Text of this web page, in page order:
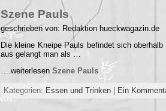
Szene Pauls
geschrieben von: Redaktion hueckwagazin.de
Die kleine Kneipe Pauls befindet sich
aus gelangt man als …
….weiterlesen Szene Pauls
Kategorien: Essen und Trinken Ein